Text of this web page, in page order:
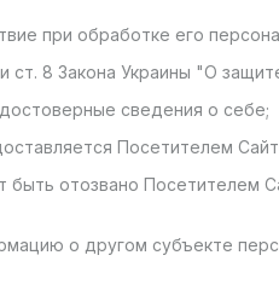
при обработке его
ст. 8 Закона Украины "О
сведения о себе;
Посетителем
отозвано Посетителем
о другом субъекте